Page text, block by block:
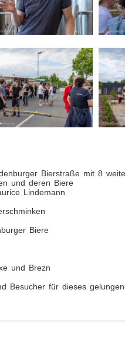
Bierstraße mit 8
und deren Biere
Lindemann
Biere
und Brezn
Besucher für dieses